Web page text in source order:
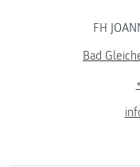
FH
Bad